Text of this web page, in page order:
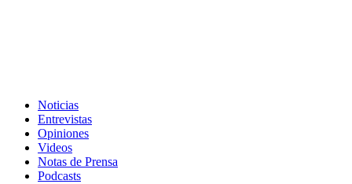
Noticias
Entrevistas
Opiniones
Videos
Notas de Prensa
Podcasts